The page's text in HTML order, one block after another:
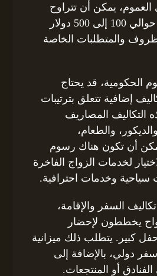
يمكن أن تتراوح
رسوم التوثيق من حوالي 100 إلى 500 دولار
والمتطلبات الخاصة
الحكومية، قد يحتاج
إضافية تتعلق بترتيبات
التكاليف المصاريف
والطعام،
أن تكون هناك رسوم
لخدمات الزواج الفاخرة
سياحية وخدمات احترافية.
السفر والإقامة،
يخططون لإحضار
كبير. يتطلب ذلك ميزانية
دولي، بالإضافة إلى
أو المنتجعات.